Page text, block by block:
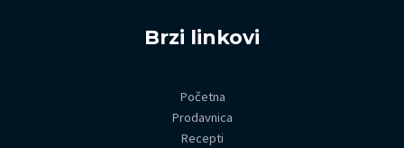
Brzi linkovi
Početna
Prodavnica
Recepti